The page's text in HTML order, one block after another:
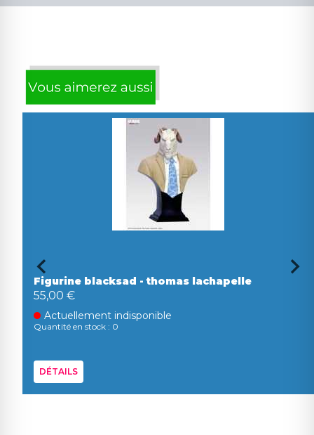
Figurine blacksad - thomas lachapelle
55,00 €
Actuellement indisponible
Quantité en stock : 0
DÉTAILS